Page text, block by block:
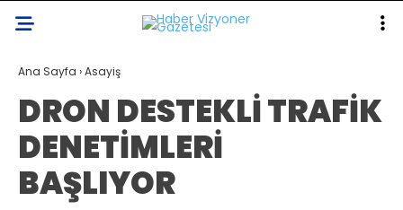
GALERİ VİDEO YAZARLAR
KAHRAMANMARAŞ
GÜNDEM
Ana Sayfa ›Asayiş
DRON DESTEKLİ TRAFİK
DENETİMLERİ
BAŞLIYOR